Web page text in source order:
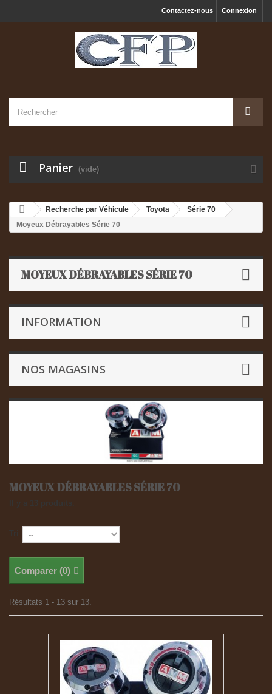
Connexion
Contactez-nous
Panier (vide)
Recherche par Véhicule Toyota
Série 70
Moyeux Débrayables Série 70
MOYEUX DÉBRAYABLES SÉRIE 70
INFORMATION
NOS MAGASINS
MOYEUX DÉBRAYABLES SÉRIE 70
Comparer (0)
Résultats 1 - 13 sur 13.